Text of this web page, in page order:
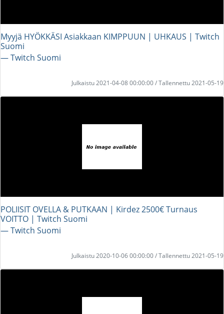
Myyjä HYÖKKÄSI Asiakkaan KIMPPUUN | UHKAUS | Twitch
Suomi
― Twitch Suomi
Julkaistu 2021-04-08 00:00:00 / Tallennettu 2021-05-19
POLIISIT OVELLA & PUTKAAN | Kirdez 2500€ Turnaus
VOITTO | Twitch Suomi
― Twitch Suomi
Julkaistu 2020-10-06 00:00:00 / Tallennettu 2021-05-19